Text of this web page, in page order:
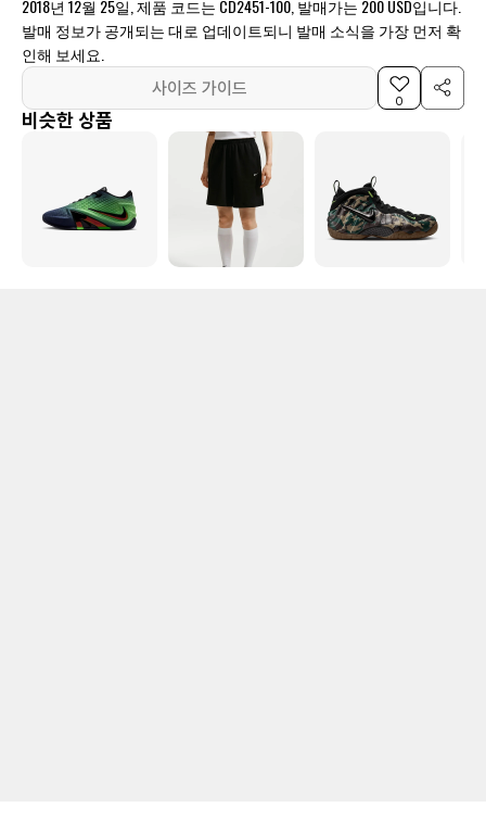
2018년 12월 25일, 제품 코드는 CD2451-100, 발매가는 200 USD입니다.
발매 정보가 공개되는 대로 업데이트되니 발매 소식을 가장 먼저 확
인해 보세요.
사이즈 가이드
0
비슷한 상품